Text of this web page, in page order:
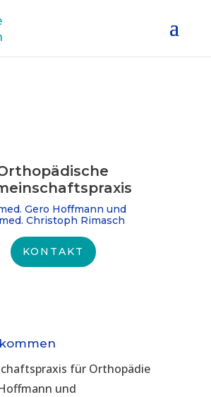
Gero Hoffmann und
Christoph Rimasch
KONTAKT
für Orthopädie
und